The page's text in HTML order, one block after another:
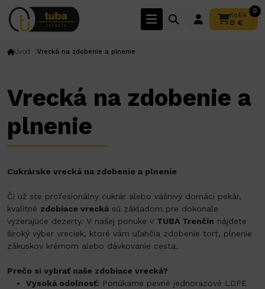
Košík
0
0 €
Úvod Vrecká na zdobenie a plnenie
Vrecká na zdobenie a
plnenie
Cukrárske vrecká na zdobenie a plnenie
Či už ste profesionálny cukrár alebo vášnivý domáci pekár,
kvalitné zdobiace vrecká sú základom pre dokonale
vyzerajúce dezerty. V našej ponuke v TUBA Trenčín nájdete
široký výber vreciek, ktoré vám uľahčia zdobenie tort, plnenie
zákuskov krémom alebo dávkovanie cesta.
Prečo si vybrať naše zdobiace vrecká?
Vysoká odolnosť: Ponúkame pevné jednorazové LDPE